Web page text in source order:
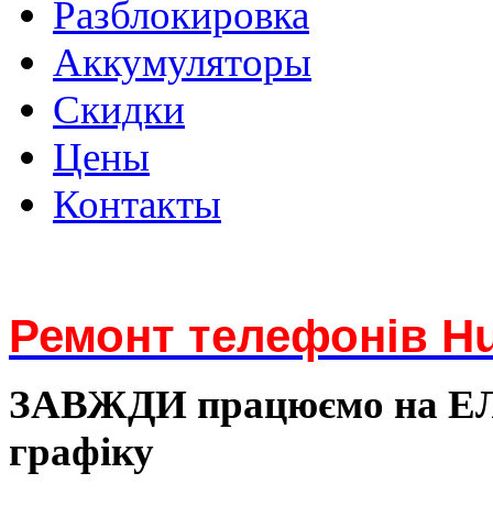
Разблокировка
Аккумуляторы
Скидки
Цены
Контакты
Ремонт телефонів
ЗАВЖДИ працюємо на
графіку